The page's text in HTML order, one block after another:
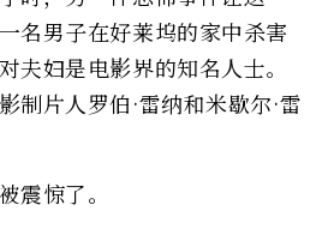
名男子在好莱坞的家中杀害
夫妇是电影界的知名人士。
制片人罗伯·雷纳和米歇尔·雷
震惊了。